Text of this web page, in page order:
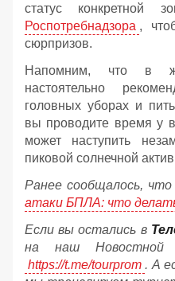
статус конкретной
Роспотребнадзора ,
сюрпризов.
Напомним, что в
настоятельно
головных уборах и
вы проводите время у
может наступить
пиковой солнечной
Ранее сообщалось, что
атаки БПЛА: что
Если вы остались в
на наш
https://t.me/tourprom . А